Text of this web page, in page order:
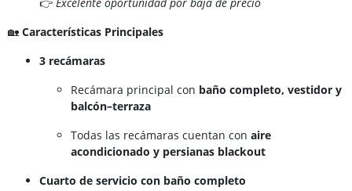
🏡 Características Principales
3 recámaras
Recámara principal con baño completo, vestidor y
balcón–terraza
Todas las recámaras cuentan con aire
acondicionado y persianas blackout
Cuarto de servicio con baño completo